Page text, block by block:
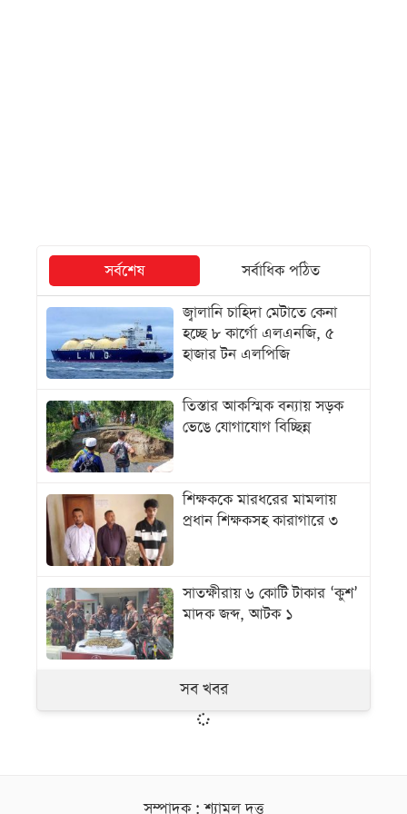
সর্বশেষ
সর্বাধিক পঠিত
জ্বালানি চাহিদা মেটাতে কেনা
হচ্ছে ৮ কার্গো এলএনজি, ৫
হাজার টন এলপিজি
তিস্তার আকস্মিক বন্যায় সড়ক
ভেঙে যোগাযোগ বিচ্ছিন্ন
শিক্ষককে মারধরের মামলায়
প্রধান শিক্ষকসহ কারাগারে ৩
সাতক্ষীরায় ৬ কোটি টাকার ‘কুশ’
মাদক জব্দ, আটক ১
সব খবর
সম্পাদক : শ্যামল দত্ত